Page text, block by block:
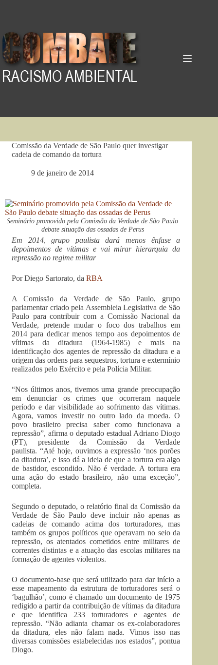
Comissão da Verdade de São Paulo quer investigar
cadeia de comando da tortura
9 de janeiro de 2014
Seminário promovido pela Comissão da Verdade de São Paulo
debate situação das ossadas de Perus
Em 2014, grupo paulista dará menos ênfase a
depoimentos de vítimas e vai mirar hierarquia da
repressão no regime militar
Por Diego Sartorato, da RBA
A Comissão da Verdade de São Paulo, grupo
parlamentar criado pela Assembleia Legislativa de São
Paulo para contribuir com a Comissão Nacional da
Verdade, pretende mudar o foco dos trabalhos em
2014 para dedicar menos tempo aos depoimentos de
vítimas da ditadura (1964-1985) e mais na
identificação dos agentes de repressão da ditadura e a
origem das ordens para sequestros, tortura e extermínio
realizados pelo Exército e pela Polícia Militar.
“Nos últimos anos, tivemos uma grande preocupação
em denunciar os crimes que ocorreram naquele
período e dar visibilidade ao sofrimento das vítimas.
Agora, vamos investir no outro lado da moeda. O
povo brasileiro precisa saber como funcionava a
repressão”, afirma o deputado estadual Adriano Diogo
(PT), presidente da Comissão da Verdade
paulista. “Até hoje, ouvimos a expressão ‘nos porões
da ditadura’, e isso dá a ideia de que a tortura era algo
de bastidor, escondido. Não é verdade. A tortura era
uma ação do estado brasileiro, não uma exceção”,
completa.
Segundo o deputado, o relatório final da Comissão da
Verdade de São Paulo deve incluir não apenas as
cadeias de comando acima dos torturadores, mas
também os grupos políticos que operavam no seio da
repressão, os atentados cometidos entre militares de
correntes distintas e a atuação das escolas militares na
formação de agentes violentos.
O documento-base que será utilizado para dar início a
esse mapeamento da estrutura de torturadores será o
‘bagulhão’, como é chamado um documento de 1975
redigido a partir da contribuição de vítimas da ditadura
e que identifica 233 torturadores e agentes de
repressão. “Não adianta chamar os ex-colaboradores
da ditadura, eles não falam nada. Vimos isso nas
diversas comissões estabelecidas nos estados”, pontua
Diogo.